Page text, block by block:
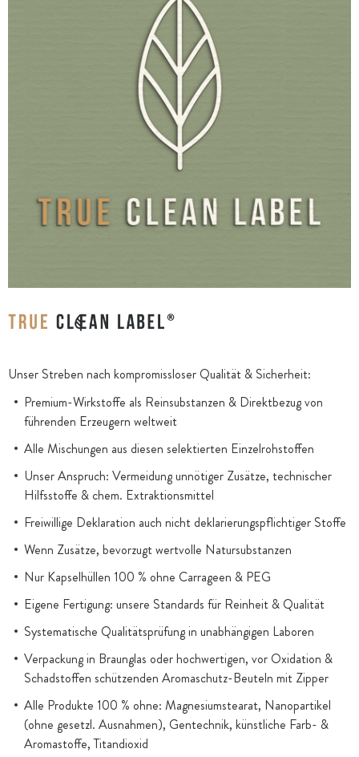
Unser Streben nach kompromissloser Qualität & Sicherheit:
Premium-Wirkstoffe als Reinsubstanzen & Direktbezug von
führenden Erzeugern weltweit
Alle Mischungen aus diesen selektierten Einzelrohstoffen
Unser Anspruch: Vermeidung unnötiger Zusätze, technischer
Hilfsstoffe & chem. Extraktionsmittel
Freiwillige Deklaration auch nicht deklarierungspflichtiger Stoffe
Wenn Zusätze, bevorzugt wertvolle Natursubstanzen
Nur Kapselhüllen 100 % ohne Carrageen & PEG
Eigene Fertigung: unsere Standards für Reinheit & Qualität
Systematische Qualitätsprüfung in unabhängigen Laboren
Verpackung in Braunglas oder hochwertigen, vor Oxidation &
Schadstoffen schützenden Aromaschutz-Beuteln mit Zipper
Alle Produkte 100 % ohne: Magnesiumstearat, Nanopartikel
(ohne gesetzl. Ausnahmen), Gentechnik, künstliche Farb- &
Aromastoffe, Titandioxid